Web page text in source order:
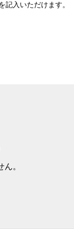
記入いただけます。
。